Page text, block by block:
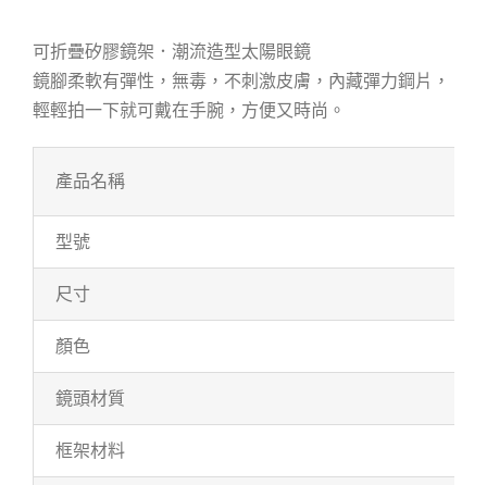
可折疊矽膠鏡架．潮流造型太陽眼鏡
鏡腳柔軟有彈性，無毒，不刺激皮膚，內藏彈力鋼片，
輕輕拍一下就可戴在手腕，方便又時尚。
產品名稱
型號
尺寸
顏色
鏡頭材質
框架材料